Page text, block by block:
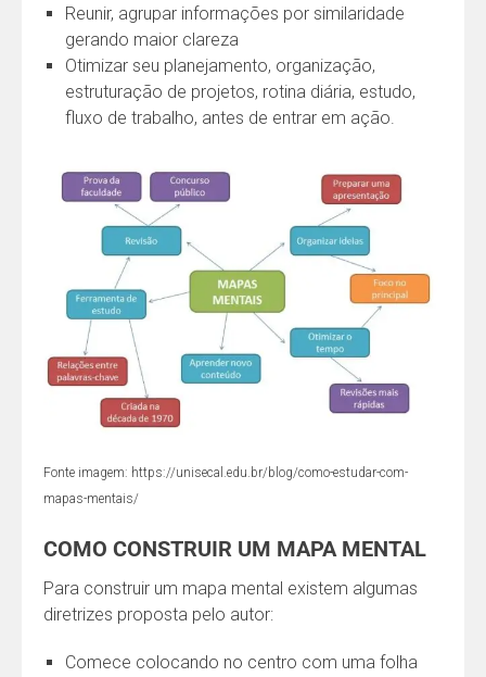
Reunir, agrupar informações por similaridade
gerando maior clareza
Otimizar seu planejamento, organização,
estruturação de projetos, rotina diária, estudo,
fluxo de trabalho, antes de entrar em ação.
Fonte imagem: https://unisecal.edu.br/blog/como-estudar-com-
mapas-mentais/
COMO CONSTRUIR UM MAPA MENTAL
Para construir um mapa mental existem algumas
diretrizes proposta pelo autor:
Comece colocando no centro com uma folha